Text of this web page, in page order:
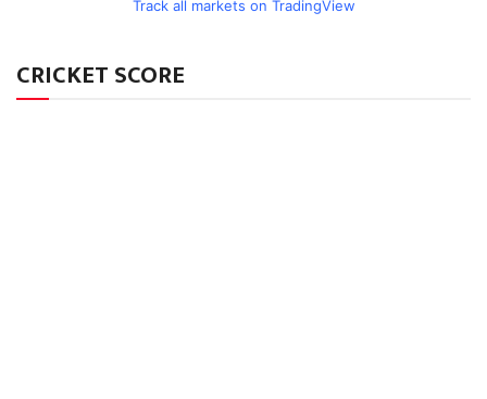
Track all markets on TradingView
CRICKET SCORE